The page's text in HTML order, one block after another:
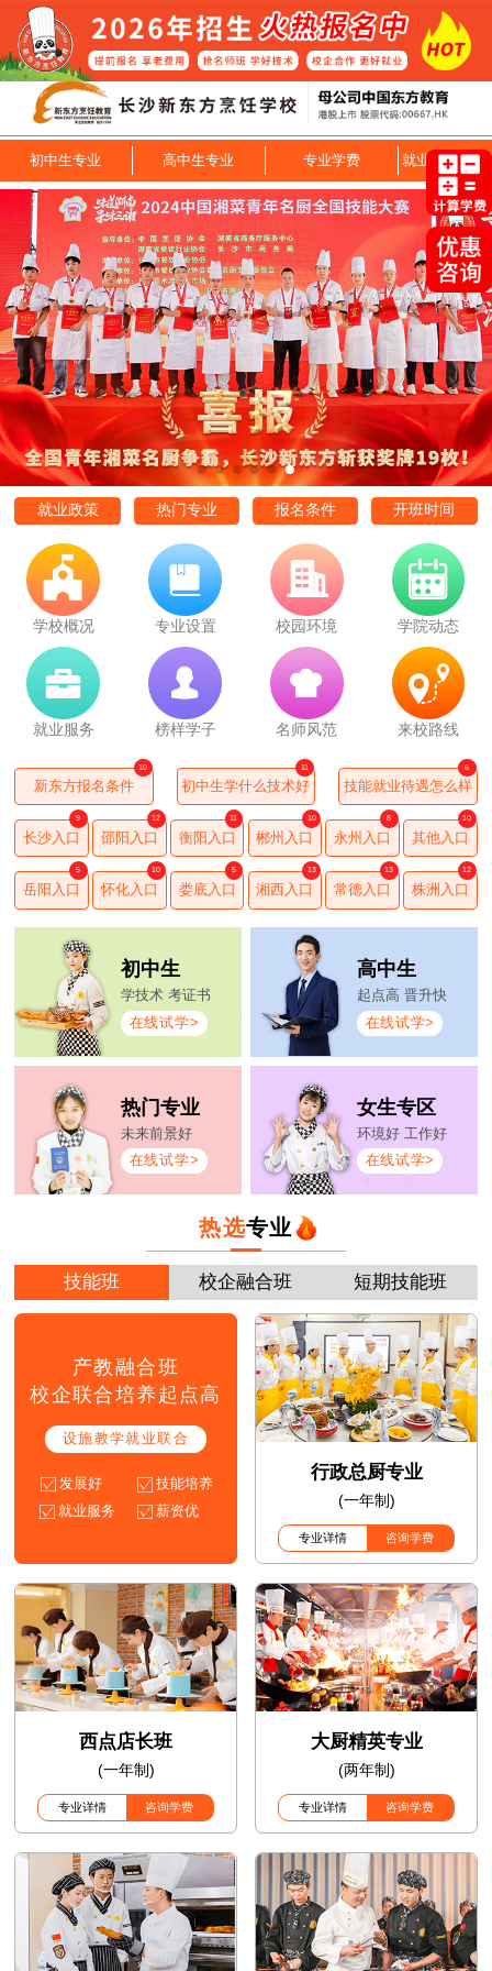
初中生专业 高中生专业 专业学费 就业技能专业
就业政策 热门专业 报名条件 开班时间
学校概况 专业设置 校园环境 学院动态
就业服务 榜样学子 名师风范 来校路线
新东方报名条件
10
初中生学什么技术好
11
技能就业待遇怎么样
6
长沙入口
9
邵阳入口
12
衡阳入口
11
郴州入口
10
永州入口
8
其他入口
10
岳阳入口
5
怀化入口
10
娄底入口
5
湘西入口
13
常德入口
13
株洲入口
12
初中生
学技术 考证书
在线试学>
高中生
起点高 晋升快
在线试学>
热门专业
未来前景好
在线试学>
女生专区
环境好 工作好
在线试学>
热选专业
技能班 校企融合班 短期技能班
产教融合班
校企联合培养起点高
设施教学就业联合
发展好
技能培养
就业服务
薪资优
行政总厨专业
(一年制)
专业详情 咨询学费
西点店长班
(一年制)
专业详情 咨询学费
大厨精英专业
(两年制)
专业详情 咨询学费